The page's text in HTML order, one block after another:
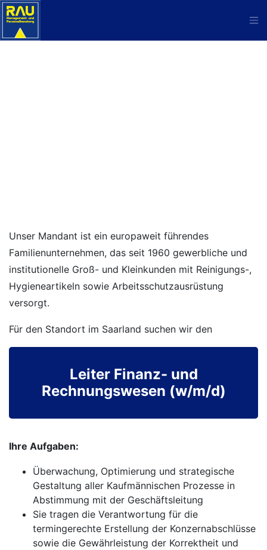
Unser Mandant ist ein europaweit führendes
Familienunternehmen, das seit 1960 gewerbliche und
institutionelle Groß- und Kleinkunden mit Reinigungs-,
Hygieneartikeln sowie Arbeitsschutzausrüstung
versorgt.
Für den Standort im Saarland suchen wir den
Leiter Finanz- und
Rechnungswesen (w/m/d)
Ihre Aufgaben:
Überwachung, Optimierung und strategische
Gestaltung aller Kaufmännischen Prozesse in
Abstimmung mit der Geschäftsleitung
Sie tragen die Verantwortung für die
termingerechte Erstellung der Konzernabschlüsse
sowie die Gewährleistung der Korrektheit und